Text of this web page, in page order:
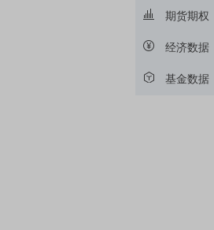
期货期权
经济数据
基金数据